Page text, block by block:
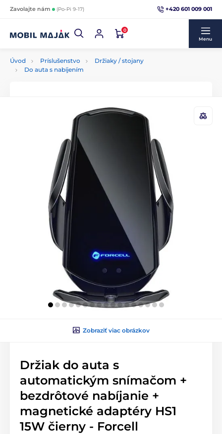
Zavolajte nám (Po-Pi 9-17) +420 601 009 001
0
Menu
Úvod Príslušenstvo
Držiaky / stojany
Do auta s nabíjením
Zobraziť viac obrázkov
Držiak do auta s
automatickým snímačom +
bezdrôtové nabíjanie +
magnetické adaptéry HS1
15W čierny - Forcell